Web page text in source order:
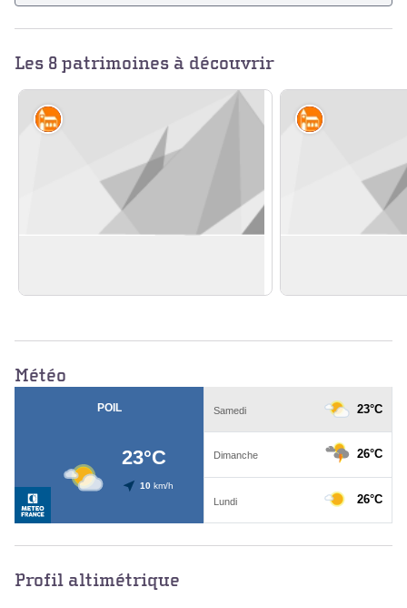
Les 8 patrimoines à découvrir
Édifices religieux et châteaux Édifices
Météo
Profil altimétrique